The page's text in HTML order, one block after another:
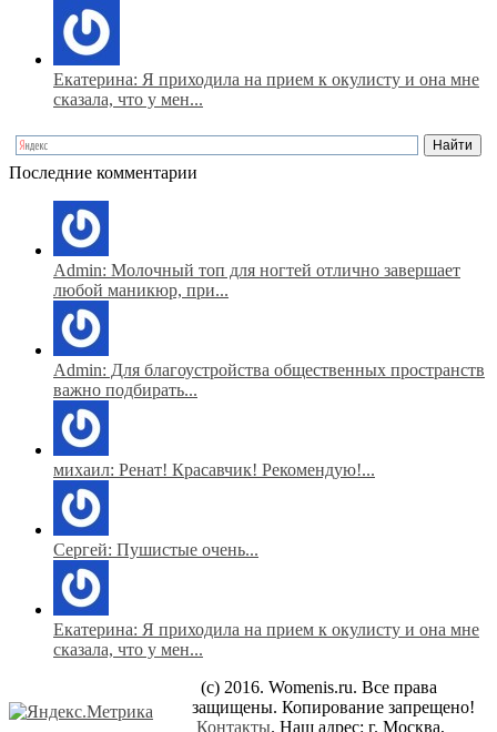
Екатерина: Я приходила на прием к окулисту и она мне
сказала, что у мен...
Последние комментарии
Admin: Молочный топ для ногтей отлично завершает
любой маникюр, при...
Admin: Для благоустройства общественных пространств
важно подбирать...
михаил: Ренат! Красавчик! Рекомендую!...
Сергей: Пушистые очень...
Екатерина: Я приходила на прием к окулисту и она мне
сказала, что у мен...
(c) 2016. Womenis.ru. Все права
защищены. Копирование запрещено!
Контакты. Наш адрес: г. Москва,